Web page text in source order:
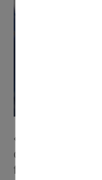
« Nous avons
des vacances
fournie par les